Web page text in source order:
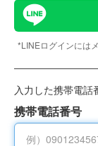
*LINEログインには
入力した携帯電話
携帯電話番号